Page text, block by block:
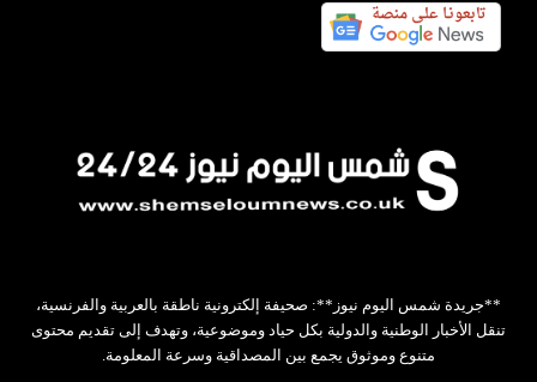
**جريدة شمس اليوم نيوز**: صحيفة إلكترونية ناطقة بالعربية والفرنسية،
تنقل الأخبار الوطنية والدولية بكل حياد وموضوعية، وتهدف إلى تقديم محتوى
متنوع وموثوق يجمع بين المصداقية وسرعة المعلومة.